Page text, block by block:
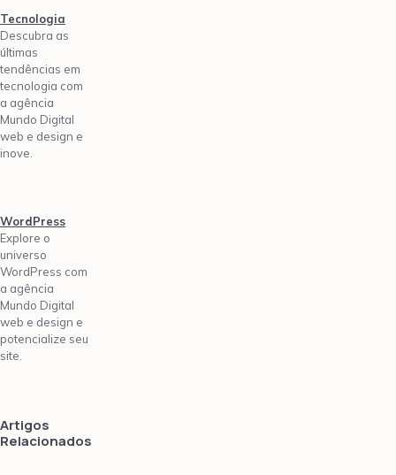
Tecnologia
Descubra as
últimas
tendências em
tecnologia com
a agência
Mundo Digital
web e design e
inove.
WordPress
Explore o
universo
WordPress com
a agência
Mundo Digital
web e design e
potencialize seu
site.
Artigos
Relacionados